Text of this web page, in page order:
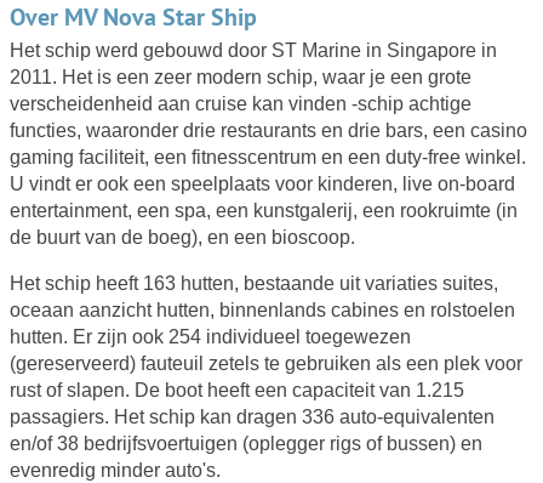
Over MV Nova Star Ship
Het schip werd gebouwd door ST Marine in Singapore in
2011. Het is een zeer modern schip, waar je een grote
verscheidenheid aan cruise kan vinden -schip achtige
functies, waaronder drie restaurants en drie bars, een casino
gaming faciliteit, een fitnesscentrum en een duty-free winkel.
U vindt er ook een speelplaats voor kinderen, live on-board
entertainment, een spa, een kunstgalerij, een rookruimte (in
de buurt van de boeg), en een bioscoop.
Het schip heeft 163 hutten, bestaande uit variaties suites,
oceaan aanzicht hutten, binnenlands cabines en rolstoelen
hutten. Er zijn ook 254 individueel toegewezen
(gereserveerd) fauteuil zetels te gebruiken als een plek voor
rust of slapen. De boot heeft een capaciteit van 1.215
passagiers. Het schip kan dragen 336 auto-equivalenten
en/of 38 bedrijfsvoertuigen (oplegger rigs of bussen) en
evenredig minder auto's.